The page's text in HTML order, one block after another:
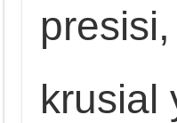
krusial